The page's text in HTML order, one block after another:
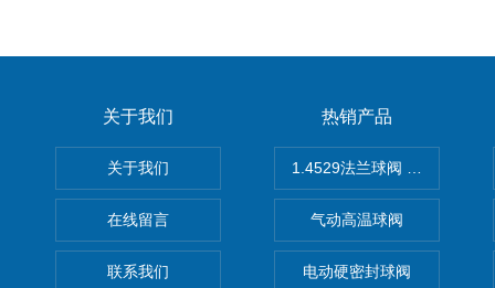
关于我们
关于我们
在线留言
联系我们
热销产品
1.4529法兰球阀 不锈钢球阀
气动高温球阀
电动硬密封球阀